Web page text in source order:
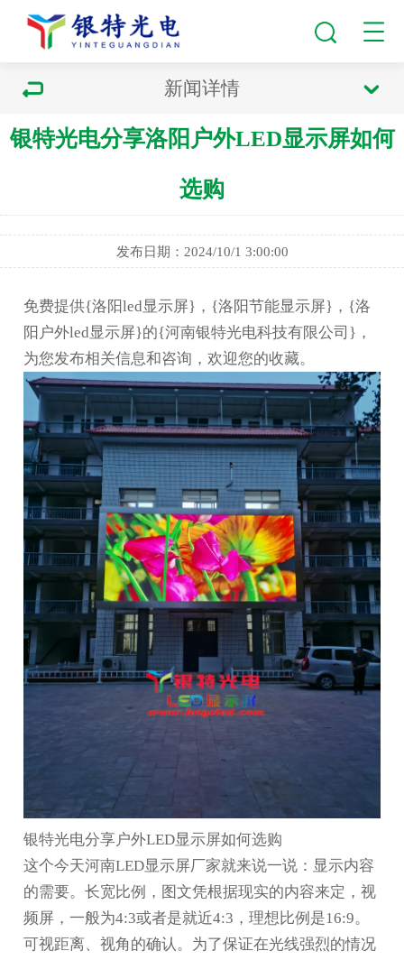
新闻详情
银特光电分享洛阳户外LED显示屏如何
选购
发布日期：2024/10/1 3:00:00
免费提供{洛阳led显示屏} ，{洛阳节能显示屏}，{洛
阳户外led显示屏}的{河南银特光电科技有限公司}，
为您发布相关信息和咨询，欢迎您的收藏。
银特光电分享户外LED显示屏如何选购
这个今天河南LED显示屏厂家就来说一说：显示内容
的需要。长宽比例，图文凭根据现实的内容来定，视
频屏，一般为4:3或者是就近4:3，理想比例是16:9。
可视距离、视角的确认。为了保证在光线强烈的情况